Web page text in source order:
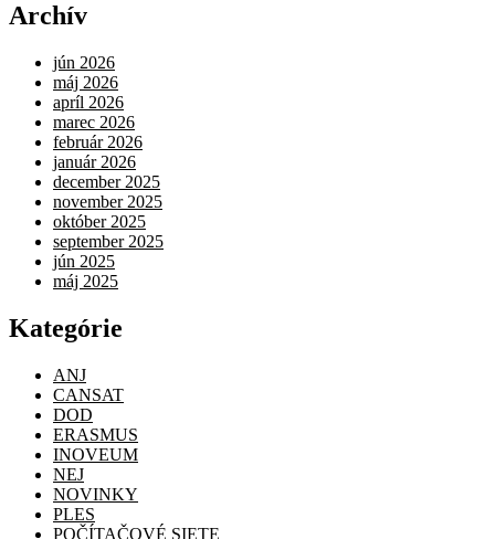
Archív
jún 2026
máj 2026
apríl 2026
marec 2026
február 2026
január 2026
december 2025
november 2025
október 2025
september 2025
jún 2025
máj 2025
Kategórie
ANJ
CANSAT
DOD
ERASMUS
INOVEUM
NEJ
NOVINKY
PLES
POČÍTAČOVÉ SIETE